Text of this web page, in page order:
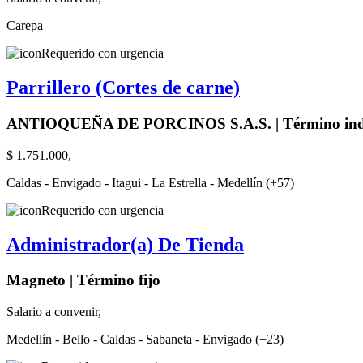
Carepa
Requerido con urgencia
Parrillero (Cortes de carne)
ANTIOQUEÑA DE PORCINOS S.A.S. | Término
$ 1.751.000,
Caldas - Envigado - Itagui - La Estrella - Medellín (+57)
Requerido con urgencia
Administrador(a) De Tienda
Magneto | Término fijo
Salario a convenir,
Medellín - Bello - Caldas - Sabaneta - Envigado (+23)